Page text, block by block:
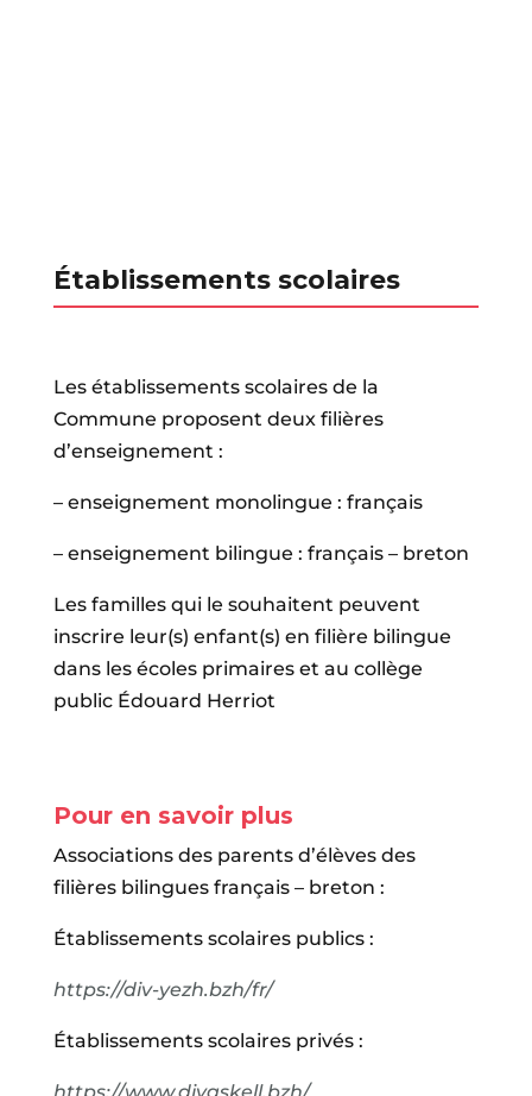
Établissements scolaires
Les établissements scolaires de la
Commune proposent deux filières
d’enseignement :
– enseignement monolingue : français
– enseignement bilingue : français – breton
Les familles qui le souhaitent peuvent
inscrire leur(s) enfant(s) en filière bilingue
dans les écoles primaires et au collège
public Édouard Herriot
Pour en savoir plus
Associations des parents d’élèves des
filières bilingues français – breton :
Établissements scolaires publics :
https://div-yezh.bzh/fr/
Établissements scolaires privés :